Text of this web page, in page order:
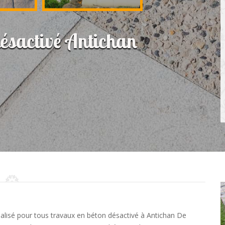
Antichan
pour tous travaux en béton désactivé à Antichan De